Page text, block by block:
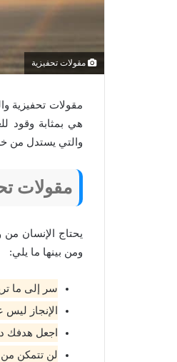
مقولات تحفيزية
مقولات تحفيزية
هي بمثابة وقود
والتي يستدل من
مقولات
يحتاج الإنسان
ومن بينها ما يلي:
سر إلى ما
الإنجاز
اجعل هدفك
لن تتمكن